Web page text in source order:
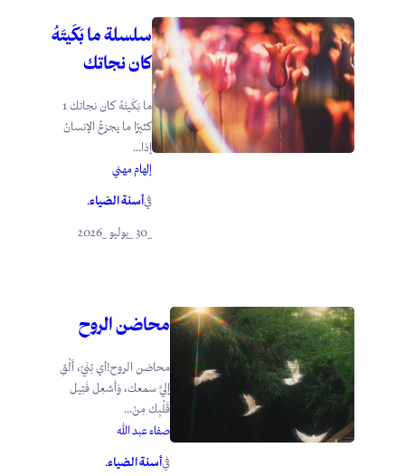
سلسلة ما بَكَيتَهُ
كان نجاتك
ما بَكَيتَهُ كان نجاتك 1
كثيرًا ما يجزعُ الإنسانُ
إذا...
إلهام مهني
فيأسنة الضياء.
محاضن الروح
محاضن الروح!أي بُنَيّ، أَلْقِ
إليَّ سمعك، وَأَشعِل فَتِيل
قَلْبِك مِنْ...
صفاء عبد الله
فيأسنة الضياء.